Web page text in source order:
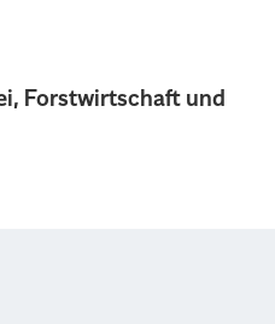
Forstwirtschaft und